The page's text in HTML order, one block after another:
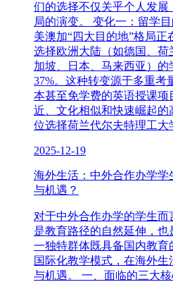
们的选择不仅关乎个人发
局的演变。 变化一：留学
美澳加“四大目的地”格局正
选择欧洲大陆（如德国、
加坡、日本、马来西亚）
37%。这种转变源于多重考
本甚至免学费的英语授课
近、文化相似和快速崛起
位选择荷兰代尔夫特理工大
2025-12-19
海外生活：中外合作办学
与机遇？
对于中外合作办学的学生
是教育路径的自然延伸，
一独特群体既具备国内教
国际化教学模式，在海外
与机遇。 一、面临的三大